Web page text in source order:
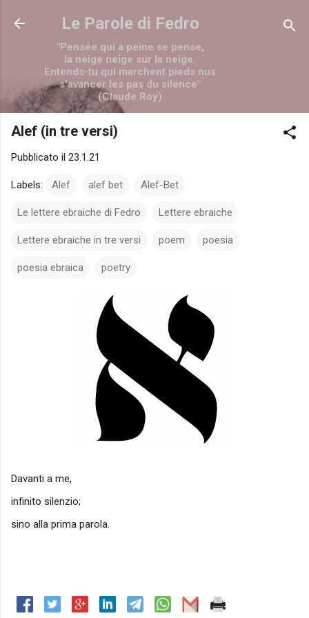
Passa ai contenuti principali
Le Parole di Fedro
"Pensée qui à peine se pense,
la neige neige sur la neige.
Entends-tu qui marchent pieds nus
s'avancer les pas du silence"
(Claude Roy)
Alef (in tre versi)
Pubblicato il 23.1.21
Labels: Alef alef bet Alef-Bet
Le lettere ebraiche di Fedro Lettere ebraiche
Lettere ebraiche in tre versi poem poesia
poesia ebraica poetry
Davanti a me,
infinito silenzio;
sino alla prima parola.